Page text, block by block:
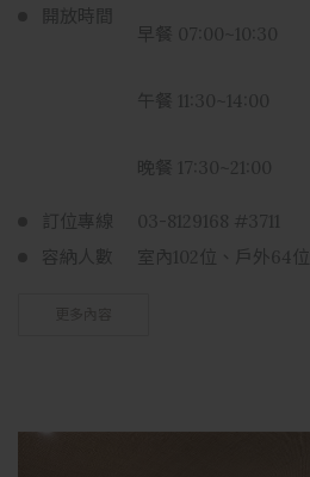
開放時間
早餐 07:00~10:30
午餐 11:30~14:00
晚餐 17:30~21:00
訂位專線
03-8129168 #3711
容納人數
室內102位、戶外64位